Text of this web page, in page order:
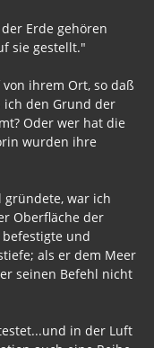
Erde gehören
sie gestellt."
ihrem Ort, so daß
ich den Grund der
Oder wer hat die
wurden ihre
gründete, war ich
Oberfläche der
und
als er dem Meer
seinen Befehl nicht
in der Luft